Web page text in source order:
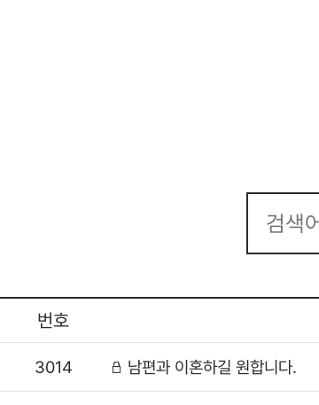
번호
3014 남편과 이혼하길 원합니다.